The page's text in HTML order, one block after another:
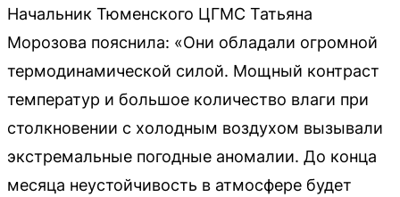
Начальник Тюменского ЦГМС Татьяна
Морозова пояснила: «Они обладали огромной
термодинамической силой. Мощный контраст
температур и большое количество влаги при
столкновении с холодным воздухом вызывали
экстремальные погодные аномалии. До конца
месяца неустойчивость в атмосфере будет